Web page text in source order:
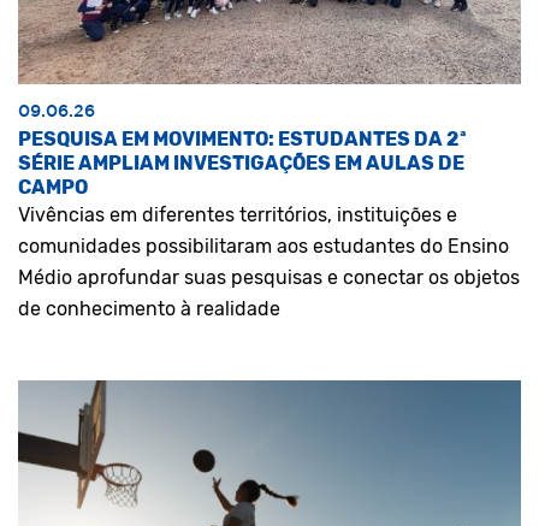
09.06.26
PESQUISA EM MOVIMENTO: ESTUDANTES DA 2ª
SÉRIE AMPLIAM INVESTIGAÇÕES EM AULAS DE
CAMPO
Vivências em diferentes territórios, instituições e
comunidades possibilitaram aos estudantes do Ensino
Médio aprofundar suas pesquisas e conectar os objetos
de conhecimento à realidade